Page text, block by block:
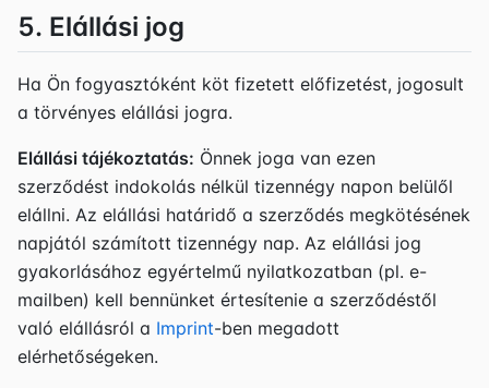
5. Elállási jog
Ha Ön fogyasztóként köt fizetett előfizetést, jogosult
a törvényes elállási jogra.
Elállási tájékoztatás: Önnek joga van ezen
szerződést indokolás nélkül tizennégy napon belülől
elállni. Az elállási határidő a szerződés megkötésének
napjától számított tizennégy nap. Az elállási jog
gyakorlásához egyértelmű nyilatkozatban (pl. e-
mailben) kell bennünket értesítenie a szerződéstől
való elállásról a Imprint-ben megadott
elérhetőségeken.